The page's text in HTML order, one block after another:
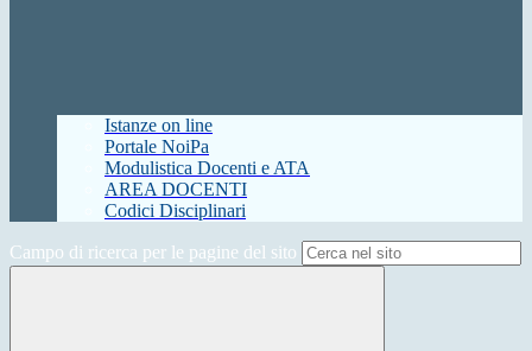
Istanze on line
Portale NoiPa
Modulistica Docenti e ATA
AREA DOCENTI
Codici Disciplinari
Campo di ricerca per le pagine del sito